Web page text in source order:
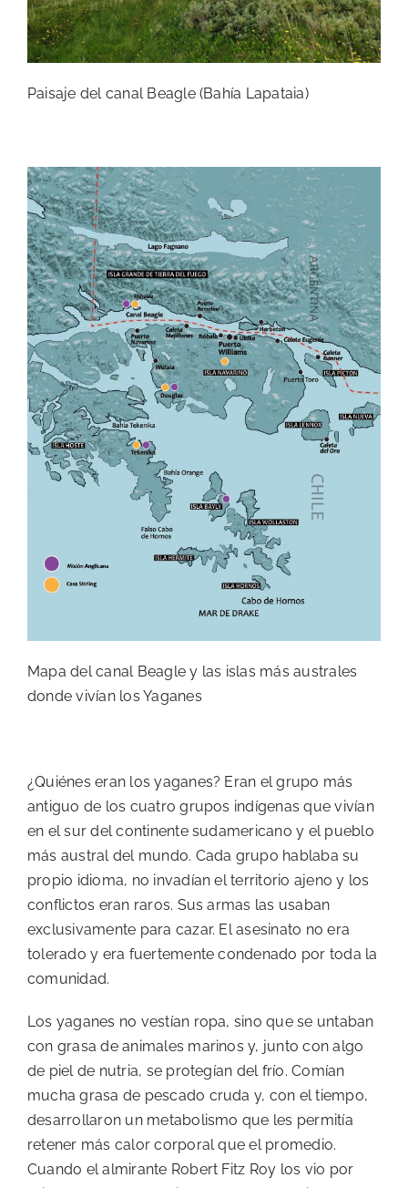
Paisaje del canal Beagle (Bahía Lapataia)
Mapa del canal Beagle y las islas más australes
donde vivían los Yaganes
¿Quiénes eran los yaganes? Eran el grupo más
antiguo de los cuatro grupos indígenas que vivían
en el sur del continente sudamericano y el pueblo
más austral del mundo. Cada grupo hablaba su
propio idioma, no invadían el territorio ajeno y los
conflictos eran raros. Sus armas las usaban
exclusivamente para cazar. El asesinato no era
tolerado y era fuertemente condenado por toda la
comunidad.
Los yaganes no vestían ropa, sino que se untaban
con grasa de animales marinos y, junto con algo
de piel de nutria, se protegían del frío. Comían
mucha grasa de pescado cruda y, con el tiempo,
desarrollaron un metabolismo que les permitía
retener más calor corporal que el promedio.
Cuando el almirante Robert Fitz Roy los vio por